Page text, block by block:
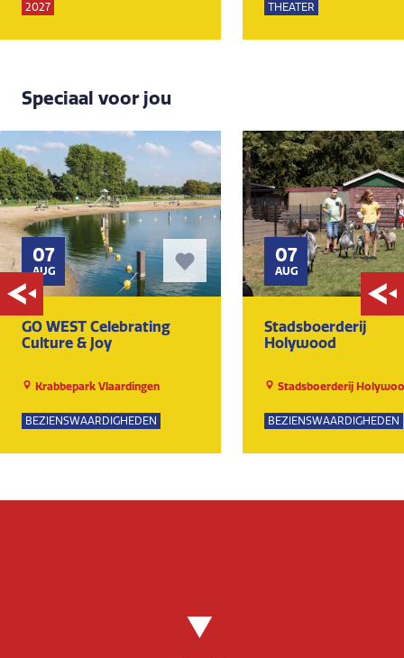
2027 THEATER
Speciaal voor jou
07
AUG
GO WEST Celebrating
Culture & Joy
Krabbepark Vlaardingen
BEZIENSWAARDIGHEDEN
07
AUG
Stadsboerderij
Holywood
Stadsboerderij
BEZIENSWAARDIGHEDEN